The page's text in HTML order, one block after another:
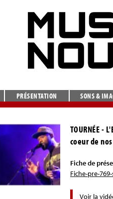
PRÉSENTATION SONS &
TOURNÉE -
coeur de
Fiche de
Fiche-pre-
Voir la